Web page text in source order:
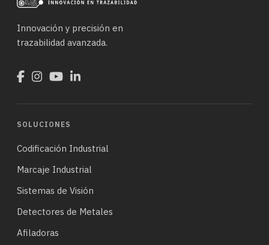
Innovación y precisión en
trazabilidad avanzada.
SOLUCIONES
Codificación Industrial
Marcaje Industrial
Sistemas de Visión
Detectores de Metales
Afiladoras